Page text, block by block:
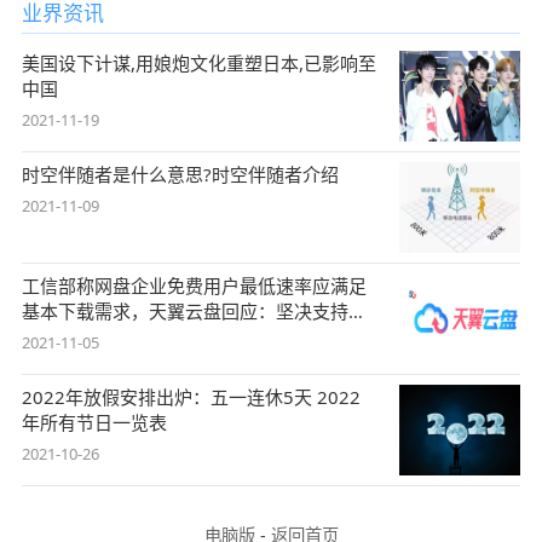
业界资讯
美国设下计谋,用娘炮文化重塑日本,已影响至
中国
2021-11-19
时空伴随者是什么意思?时空伴随者介绍
2021-11-09
工信部称网盘企业免费用户最低速率应满足
基本下载需求，天翼云盘回应：坚决支持，
始终
2021-11-05
2022年放假安排出炉：五一连休5天 2022
年所有节日一览表
2021-10-26
电脑版- 返回首页